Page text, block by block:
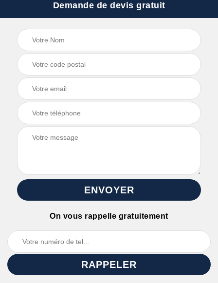
Demande de devis gratuit
On vous rappelle gratuitement